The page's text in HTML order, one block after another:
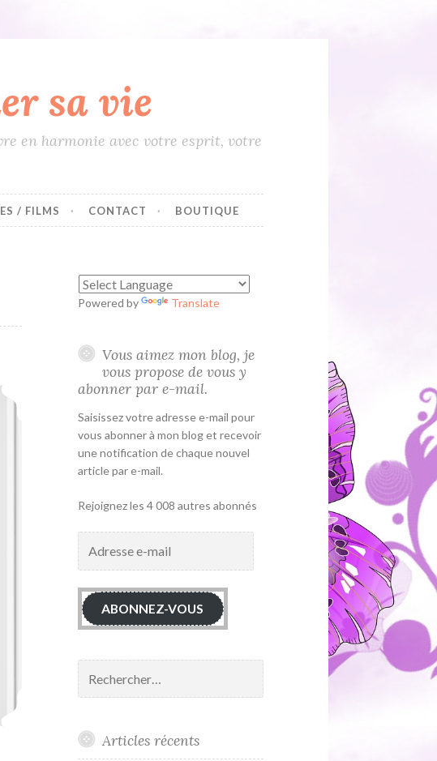
sa vie
en harmonie avec votre esprit, votre
/ FILMS CONTACT BOUTIQUE
Powered by Translate
Vous aimez mon blog, je
vous propose de vous y
abonner par e-mail.
Saisissez votre adresse e-mail pour
vous abonner à mon blog et recevoir
une notification de chaque nouvel
article par e-mail.
Rejoignez les 4 008 autres abonnés
mail
ABONNEZ-VOUS
Articles récents